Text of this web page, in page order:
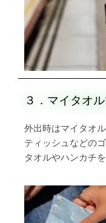
３．マイタオ
外出時はマイタオ
ティッシュなどの
タオルやハンカチ